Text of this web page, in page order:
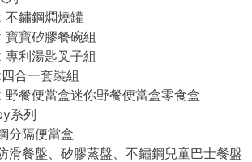
不鏽鋼燜燒罐
寶寶矽膠餐碗組
專利湯匙叉子組
合一套裝組
野餐便當盒迷你野餐便當盒零食盒
系列
分隔便當盒
滑餐盤、矽膠蒸盤、不鏽鋼兒童巴士餐盤